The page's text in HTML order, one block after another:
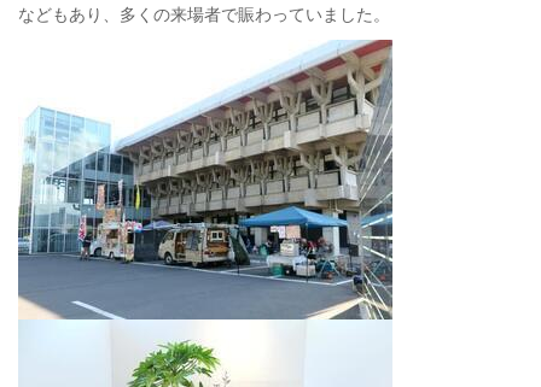
などもあり、多くの来場者で賑わっていました。